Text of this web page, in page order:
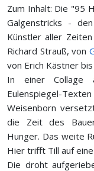
Zum Inhalt: Die "95
Galgenstricks -
Künstler aller
Richard Strauß, von
von Erich Kästner
In einer Collage
Eulenspiegel-
Weisenborn
die Zeit des
Hunger. Das weite
Hier trifft Till auf
Die droht